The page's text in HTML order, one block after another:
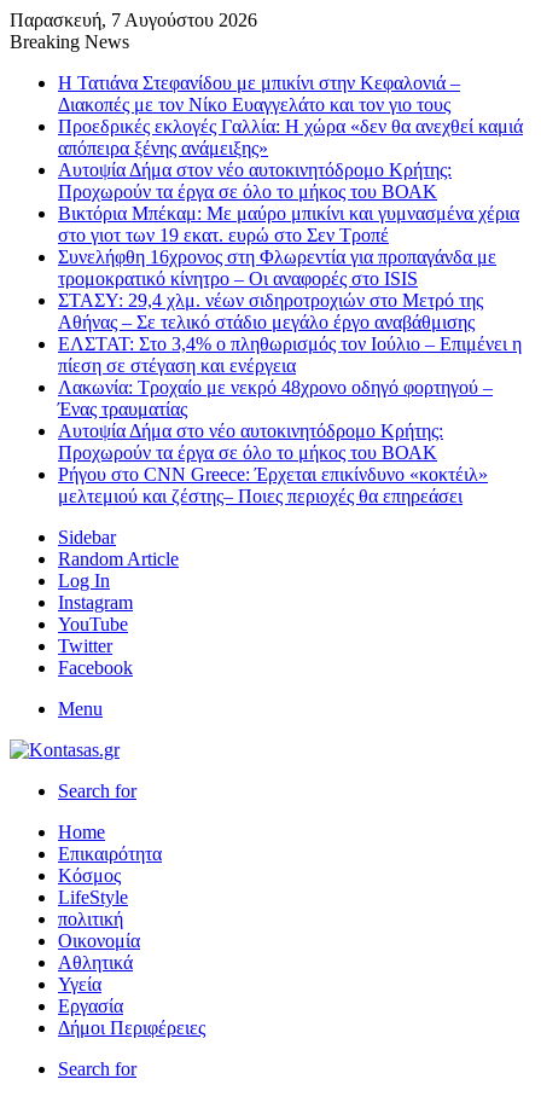
Παρασκευή, 7 Αυγούστου 2026
Breaking News
Η Τατιάνα Στεφανίδου με μπικίνι στην Κεφαλονιά –
Διακοπές με τον Νίκο Ευαγγελάτο και τον γιο τους
Προεδρικές εκλογές Γαλλία: Η χώρα «δεν θα ανεχθεί καμιά
απόπειρα ξένης ανάμειξης»
Αυτοψία Δήμα στον νέο αυτοκινητόδρομο Κρήτης:
Προχωρούν τα έργα σε όλο το μήκος του ΒΟΑΚ
Βικτόρια Μπέκαμ: Με μαύρο μπικίνι και γυμνασμένα χέρια
στο γιοτ των 19 εκατ. ευρώ στο Σεν Τροπέ
Συνελήφθη 16χρονος στη Φλωρεντία για προπαγάνδα με
τρομοκρατικό κίνητρο – Οι αναφορές στο ISIS
ΣΤΑΣΥ: 29,4 χλμ. νέων σιδηροτροχιών στο Μετρό της
Αθήνας – Σε τελικό στάδιο μεγάλο έργο αναβάθμισης
ΕΛΣΤΑΤ: Στο 3,4% ο πληθωρισμός τον Ιούλιο – Επιμένει η
πίεση σε στέγαση και ενέργεια
Λακωνία: Τροχαίο με νεκρό 48χρονο οδηγό φορτηγού –
Ένας τραυματίας
Αυτοψία Δήμα στο νέο αυτοκινητόδρομο Κρήτης:
Προχωρούν τα έργα σε όλο το μήκος του ΒΟΑΚ
Ρήγου στο CNN Greece: Έρχεται επικίνδυνο «κοκτέιλ»
μελτεμιού και ζέστης– Ποιες περιοχές θα επηρεάσει
Sidebar
Random Article
Log In
Instagram
YouTube
Twitter
Facebook
Menu
Search for
Home
Επικαιρότητα
Κόσμος
LifeStyle
πολιτική
Οικονομία
Αθλητικά
Υγεία
Εργασία
Δήμοι Περιφέρειες
Search for